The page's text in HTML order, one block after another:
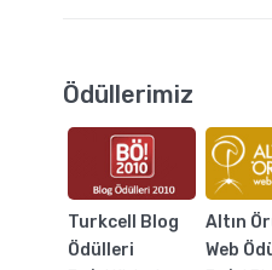
Ödüllerimiz
Turkcell Blog
Ödülleri
Altın
Web